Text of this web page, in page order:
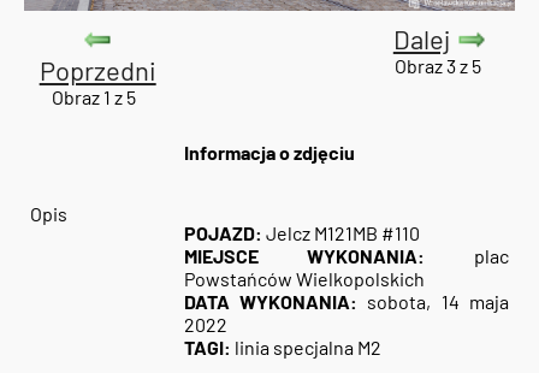
Poprzedni
Obraz 1 z 5
Dalej
Obraz 3 z 5
Informacja o zdjęciu
Opis
POJAZD: Jelcz M121MB #110
MIEJSCE WYKONANIA:
plac
Powstańców Wielkopolskich
DATA WYKONANIA: sobota, 14 maja
2022
TAGI: linia specjalna M2